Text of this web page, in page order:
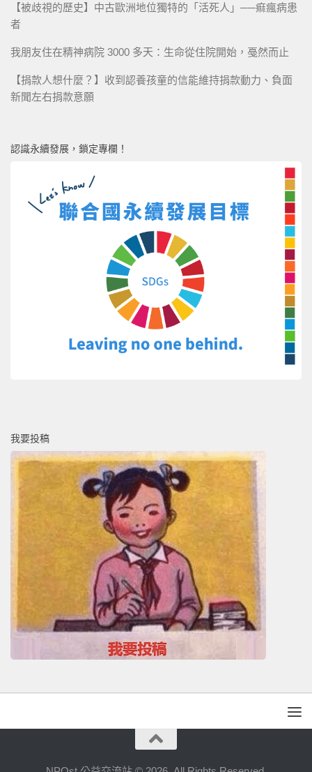
【被歧視的歷史】中古歐洲地位獨特的「活死人」──痲瘋病患
者
我朋友住在精神病院 3000 多天：生命從住院開始，戞然而止
【捐款人想什麼？】收到認養孩童的信能維持捐款動力、負面
新聞左右捐款意願
認識永續發展，鎖定專欄！
我要投稿